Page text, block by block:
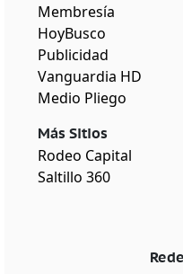
Membresía
HoyBusco
Publicidad
Vanguardia HD
Medio Pliego
Más Sitios
Rodeo Capital
Saltillo 360